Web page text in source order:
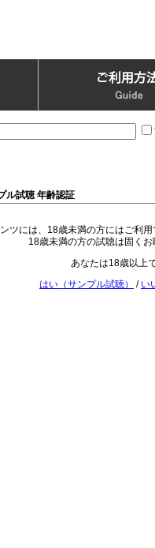
ル試聴 年齢認証
ツには、18歳未満の方にはご利用
18歳未満の方の試聴は固くお
あなたは18歳以上
はい（サンプル試聴）
/ い